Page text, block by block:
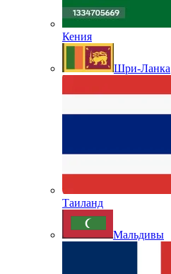
Кения
Шри-Ланка
Таиланд
Мальдивы